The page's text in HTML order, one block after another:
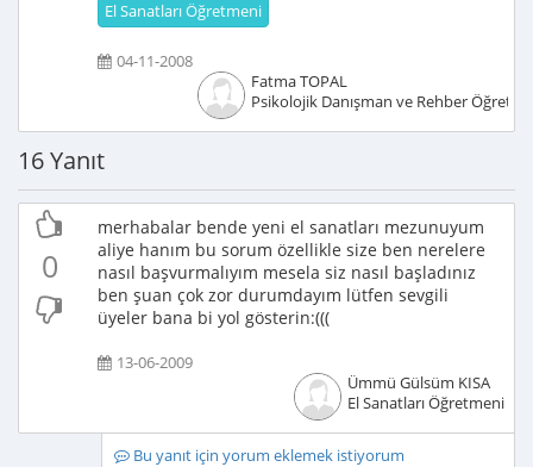
El Sanatları Öğretmeni
04-11-2008
Fatma TOPAL
Psikolojik Danışman ve Rehber
16 Yanıt
0
merhabalar bende yeni el sanatları mezunuyum
aliye hanım bu sorum özellikle size ben nerelere
nasıl başvurmalıyım mesela siz nasıl başladınız
ben şuan çok zor durumdayım lütfen sevgili
üyeler bana bi yol gösterin:(((
13-06-2009
Ümmü Gülsüm KISA
El Sanatları Öğretmeni
Bu yanıt için yorum eklemek istiyorum